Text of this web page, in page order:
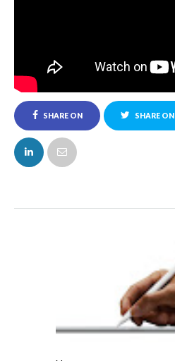
SHARE ON
FACEBOOK
SHARE ON